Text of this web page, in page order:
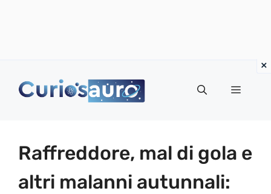
Menu
Raffreddore, mal di gola e
altri malanni autunnali: